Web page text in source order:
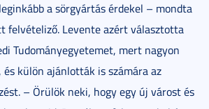
a sörgyártás érdekel – mondta
felvételiző. Levente azért választotta
Tudományegyetemet, mert nagyon
külön ajánlották is számára az
– Örülök neki, hogy egy új várost és